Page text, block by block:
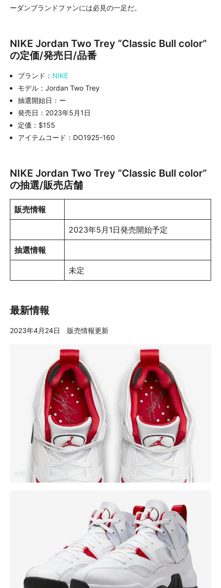
ーダンブランドファンには必見の一足だ。
NIKE Jordan Two Trey “Classic Bull color”
の定価/発売日/品番
ブランド： NIKE
モデル：Jordan Two Trey
抽選開始日：ー
発売日：2023年5月1日
定価：$155
アイテムコード：DO1925-160
NIKE Jordan Two Trey “Classic Bull color”
の抽選/販売店舗
販売情報
2023年5月1日発売開始予定
抽選情報
未定
最新情報
2023年4月24日 販売情報更新
引用： FLIGHTCLUB